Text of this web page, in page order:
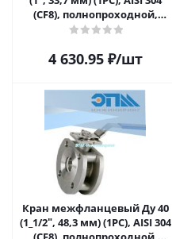
(CF8), полнопроходной,
шаровой, односоставной с
ASMEB16.34, ISO5211
4 630.95₽/шт
Кран межфланцевый Ду 40
(1_1/2ʺ, 48,3 мм) (1PC), AISI 304